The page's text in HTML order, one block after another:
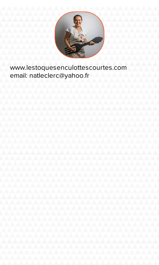
www.lestoquesenculottescourtes.com
email: natleclerc@yahoo.fr